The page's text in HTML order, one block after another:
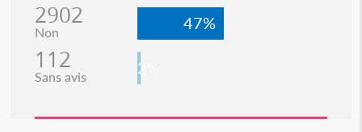
2902
Non 47%
112
Sans avis 2%